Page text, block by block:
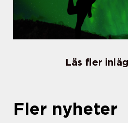
Läs fler
Fler nyheter